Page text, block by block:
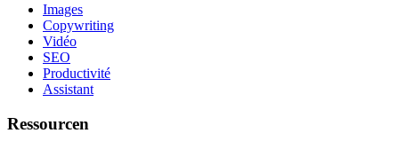
Images
Copywriting
Vidéo
SEO
Productivité
Assistant
Ressourcen